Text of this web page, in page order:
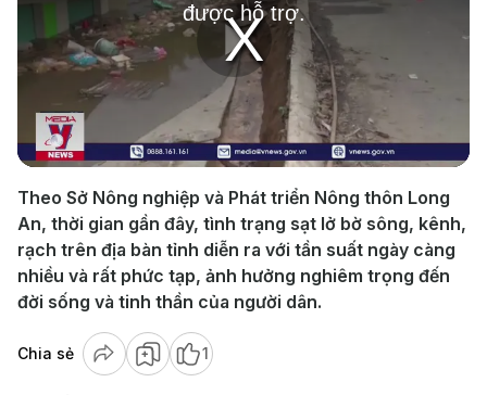
Play
Video
được hỗ trợ.
Theo Sở Nông nghiệp và Phát triển Nông thôn Long
An, thời gian gần đây, tình trạng sạt lở bờ sông, kênh,
rạch trên địa bàn tỉnh diễn ra với tần suất ngày càng
nhiều và rất phức tạp, ảnh hưởng nghiêm trọng đến
đời sống và tinh thần của người dân.
Chia sẻ 1